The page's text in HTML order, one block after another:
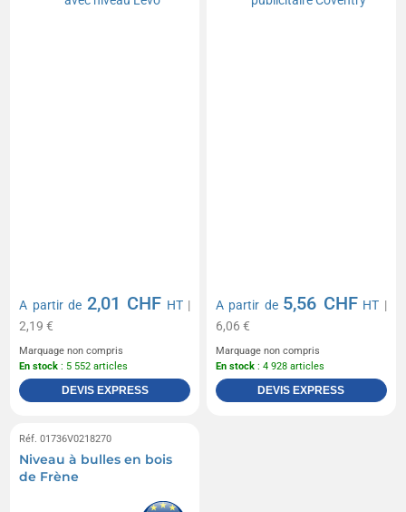
A partir de 2,01 CHF HT|
2,19 €
Marquage non compris
En stock : 5 552 articles
DEVIS EXPRESS
A partir de 5,56 CHF HT |
6,06 €
Marquage non compris
En stock : 4 928 articles
DEVIS EXPRESS
Réf. 01736V0218270
Niveau à bulles en bois
de Frène